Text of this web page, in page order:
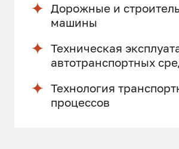
Дорожные и
машины
Техническая
автотранспортных
Технология
процессов